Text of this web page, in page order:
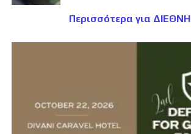
Περισσότερα για ΔΙΕΘΝΗ